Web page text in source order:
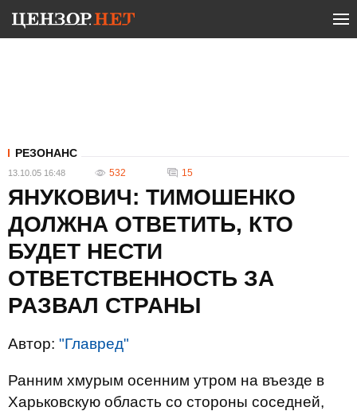
РЕЗОНАНС
13.10.05 16:48 532 15
ЯНУКОВИЧ: ТИМОШЕНКО
ДОЛЖНА ОТВЕТИТЬ, КТО
БУДЕТ НЕСТИ
ОТВЕТСТВЕННОСТЬ ЗА
РАЗВАЛ СТРАНЫ
Автор: "Главред"
Ранним хмурым осенним утром на въезде в
Харьковскую область со стороны соседней,